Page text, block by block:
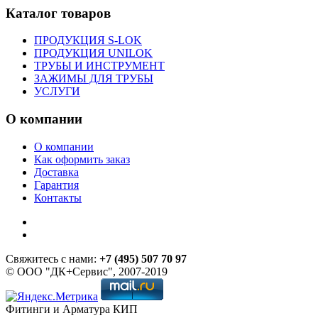
Каталог товаров
ПРОДУКЦИЯ S-LOK
ПРОДУКЦИЯ UNILOK
ТРУБЫ И ИНСТРУМЕНТ
ЗАЖИМЫ ДЛЯ ТРУБЫ
УСЛУГИ
О компании
О компании
Как оформить заказ
Доставка
Гарантия
Контакты
Свяжитесь с нами: +7 (495) 507 70 97
© ООО "ДК+Сервис", 2007-2019
Фитинги и Арматура КИП